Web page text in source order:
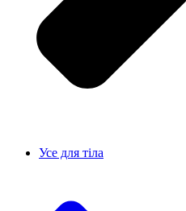
Усе для тiла